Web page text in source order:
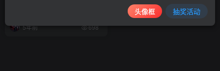
5年前 698
头像框 抽奖活动